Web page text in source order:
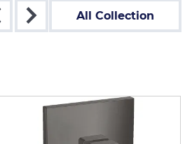
All Collection